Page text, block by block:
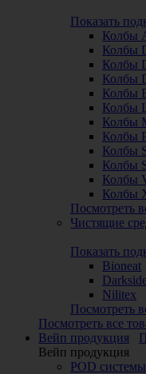
Показать
Колбы
Колбы
Колбы
Колбы
Колбы
Колбы
Колбы
Колбы
Колбы
Колбы
Колбы
Колбы
Посмотреть
Чистящие
Показать
Bioneat
Nilitex
Посмотреть
Посмотреть все
Вейп продукция
Вейп продукция
POD